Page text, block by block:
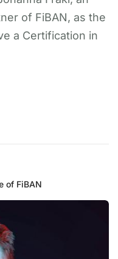
of FiBAN, as the
a Certification in
of FiBAN